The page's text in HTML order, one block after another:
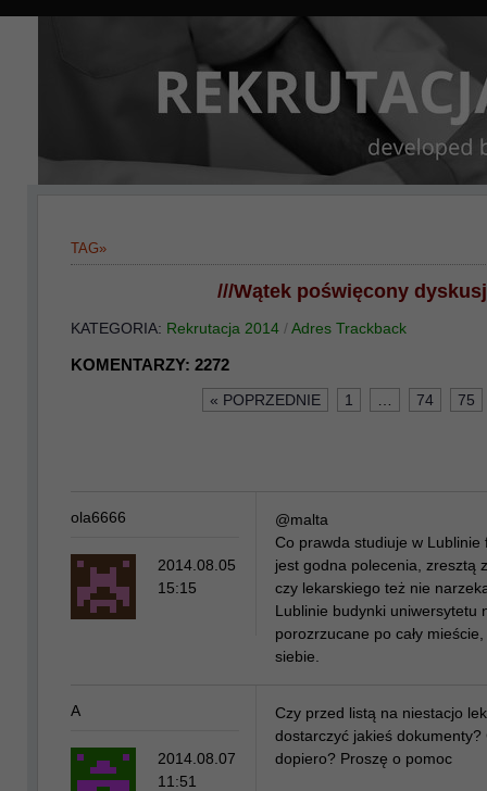
TAG»
///Wątek poświęcony
KATEGORIA: Rekrutacja 2014 /Adres Trackback
KOMENTARZY: 2272
« POPRZEDNIE 1 74 75
@malta
Co prawda studiuje w
jest godna polecenia, zresztą
czy lekarskiego też nie
Lublinie budynki uniwersytetu
porozrzucane po cały
siebie.
ola6666
2014.08.05
15:15
Czy przed listą na niestacjo
dostarczyć jakieś
dopiero? Proszę o pomoc
A
2014.08.07
11:51